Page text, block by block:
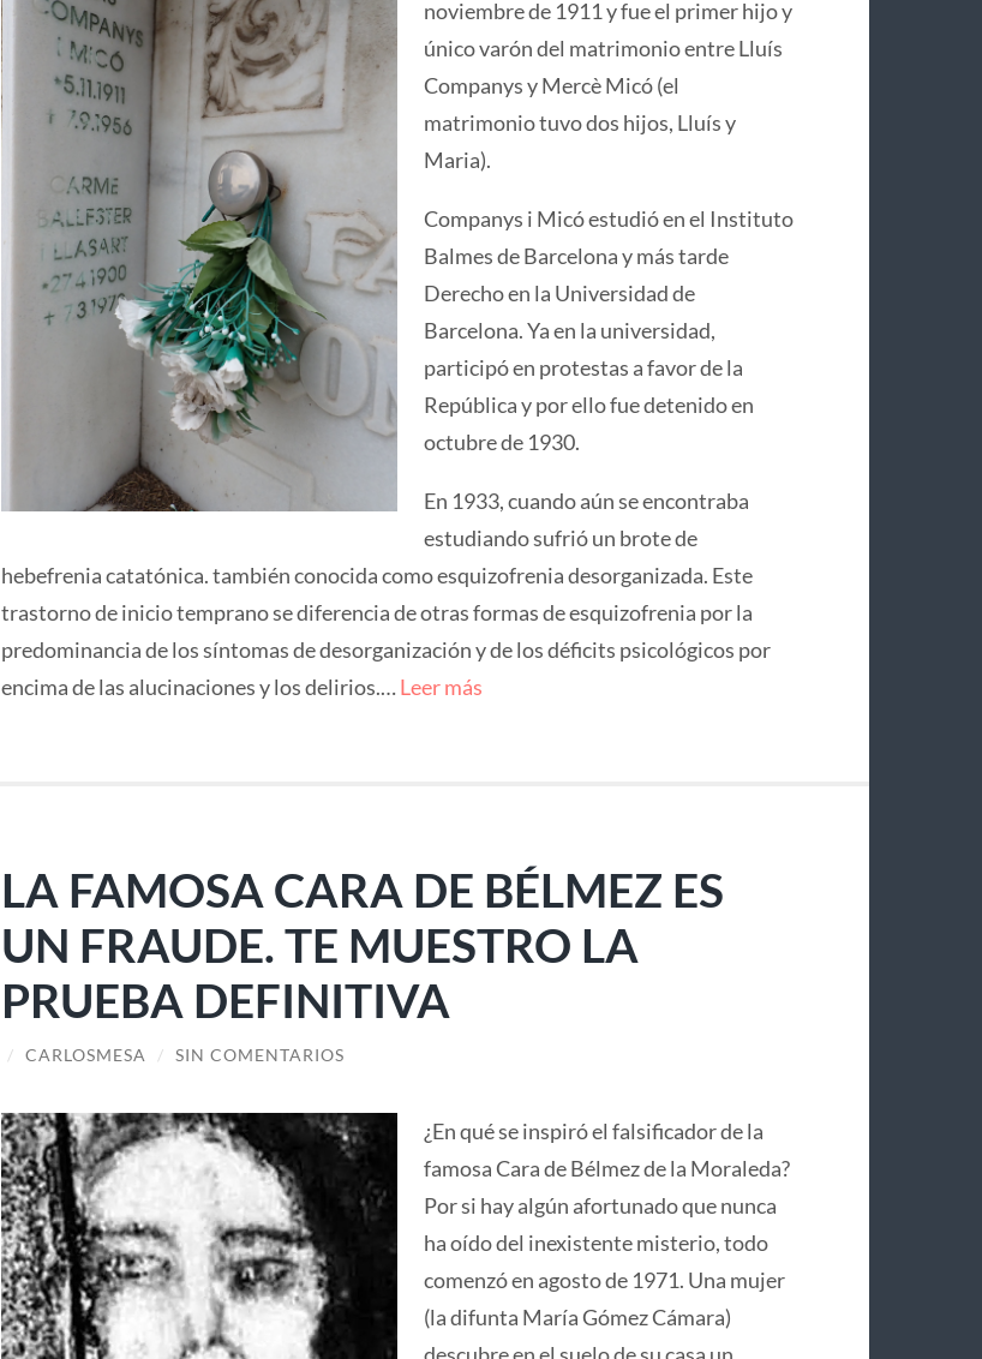
noviembre de 1911 y fue el primer hijo y
único varón del matrimonio entre Lluís
Companys y Mercè Micó (el
matrimonio tuvo dos hijos, Lluís y
Maria).
Companys i Micó estudió en el Instituto
Balmes de Barcelona y más tarde
Derecho en la Universidad de
Barcelona. Ya en la universidad,
participó en protestas a favor de la
República y por ello fue detenido en
octubre de 1930.
En 1933, cuando aún se encontraba
estudiando sufrió un brote de
hebefrenia catatónica. también conocida como esquizofrenia desorganizada. Este
trastorno de inicio temprano se diferencia de otras formas de esquizofrenia por la
predominancia de los síntomas de desorganización y de los déficits psicológicos por
encima de las alucinaciones y los delirios.…Leer más
LA FAMOSA CARA DE BÉLMEZ ES
UN FRAUDE. TE MUESTRO LA
PRUEBA DEFINITIVA
/ CARLOSMESA / SIN COMENTARIOS
¿En qué se inspiró el falsificador de la
famosa Cara de Bélmez de la Moraleda?
Por si hay algún afortunado que nunca
ha oído del inexistente misterio, todo
comenzó en agosto de 1971. Una mujer
(la difunta María Gómez Cámara)